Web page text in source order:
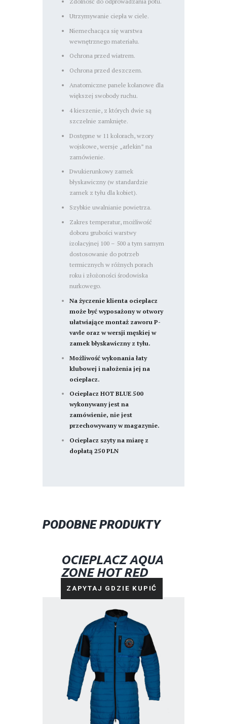
Utrzymywanie ciepła w ciele.
Niemechacąca się warstwa
wewnętrznego materiału.
Ochrona przed wiatrem.
Ochrona przed deszczem.
Anatomiczne panele kolanowe dla
większej swobody ruchu.
4 kieszenie, z których dwie są
szczelnie zamknięte.
Dostępne w 11 kolorach, wzory
wojskowe, wersje „arlekin” na
zamówienie.
Dwukierunkowy zamek
błyskawiczny (w standardzie
zamek z tyłu dla kobiet).
Szybkie uwalnianie powietrza.
Zakres temperatur, możliwość
doboru grubości warstwy
izolacyjnej 100 – 500 a tym samym
dostosowanie do potrzeb
termicznych w różnych porach
roku i złożoności środowiska
nurkowego.
Na życzenie klienta ocieplacz
może być wyposażony w otwory
ułatwiające montaż zaworu P-
vavle oraz w wersji męskiej w
zamek błyskawiczny z tyłu.
Możliwość wykonania łaty
klubowej i nałożenia jej na
ocieplacz.
Ocieplacz HOT BLUE 500
wykonywany jest na
zamówienie, nie jest
przechowywany w magazynie.
Ocieplacz szyty na miarę z
dopłatą 250 PLN
PODOBNE PRODUKTY
OCIEPLACZ AQUA
ZONE HOT RED
NIEBIESKI
ZAPYTAJ GDZIE KUPIĆ